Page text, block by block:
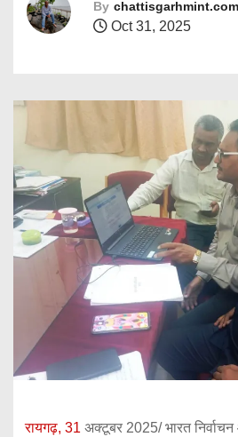
By chattisgarhmint.com
Oct 31, 2025
रायगढ़, 31अक्टूबर 2025/ भारत निर्वाचन